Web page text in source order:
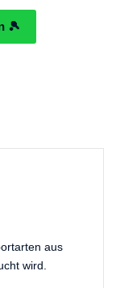
🎾
aus
wird.